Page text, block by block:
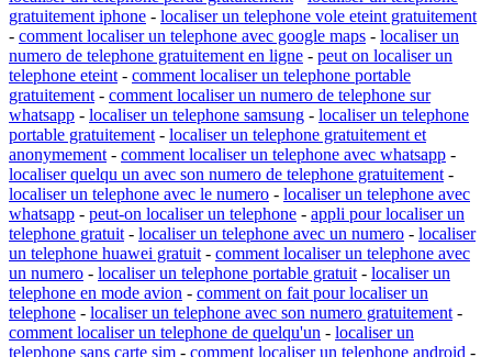
gratuitement iphone - localiser un telephone vole eteint gratuitement
- comment localiser un telephone avec google maps - localiser un
numero de telephone gratuitement en ligne - peut on localiser un
telephone eteint - comment localiser un telephone portable
gratuitement - comment localiser un numero de telephone sur
whatsapp - localiser un telephone samsung - localiser un telephone
portable gratuitement - localiser un telephone gratuitement et
anonymement - comment localiser un telephone avec whatsapp -
localiser quelqu un avec son numero de telephone gratuitement -
localiser un telephone avec le numero - localiser un telephone avec
whatsapp - peut-on localiser un telephone - appli pour localiser un
telephone gratuit - localiser un telephone avec un numero - localiser
un telephone huawei gratuit - comment localiser un telephone avec
un numero - localiser un telephone portable gratuit - localiser un
telephone en mode avion - comment on fait pour localiser un
telephone - localiser un telephone avec son numero gratuitement -
comment localiser un telephone de quelqu'un - localiser un
telephone sans carte sim - comment localiser un telephone android -